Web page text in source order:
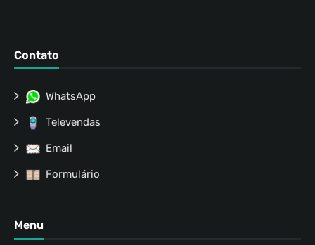
Contato
WhatsApp
Televendas
Email
Formulário
Menu